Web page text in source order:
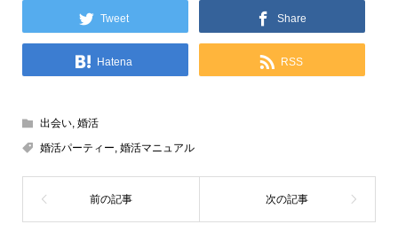
Tweet Share
Hatena RSS
出会い, 婚活
婚活パーティー 婚活マニュアル